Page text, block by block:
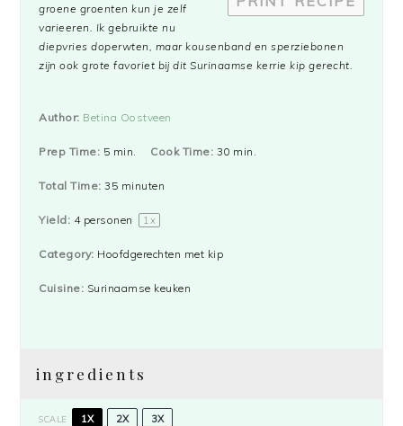
groene groenten kun je zelf
varieeren. Ik gebruikte nu
diepvries doperwten, maar kousenband en sperziebonen
zijn ook grote favoriet bij dit Surinaamse kerrie kip gerecht.
Author: Betina Oostveen
Prep Time: 5 min. Cook Time: 30 min.
Total Time: 35 minuten
Yield: 4personen 1x
Category: Hoofdgerechten met kip
Cuisine: Surinaamse keuken
ingredients
SCALE 1X 2X 3X